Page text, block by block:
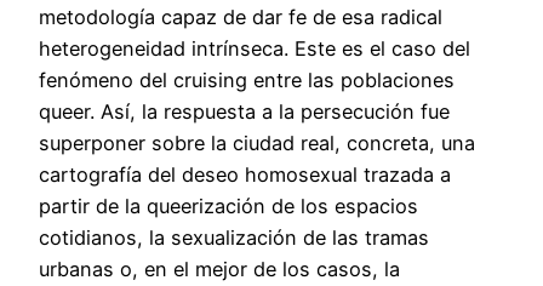
metodología capaz de dar fe de esa radical
heterogeneidad intrínseca. Este es el caso del
fenómeno del cruising entre las poblaciones
queer. Así, la respuesta a la persecución fue
superponer sobre la ciudad real, concreta, una
cartografía del deseo homosexual trazada a
partir de la queerización de los espacios
cotidianos, la sexualización de las tramas
urbanas o, en el mejor de los casos, la